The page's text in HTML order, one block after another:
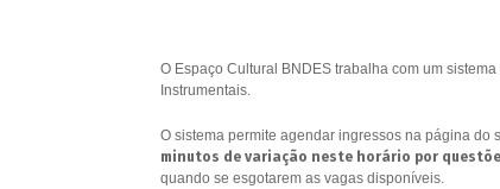
O Espaço Cultural BNDES trabalha com um
Instrumentais.
O sistema permite agendar ingressos na página
minutos de variação neste horário por
quando se esgotarem as vagas disponíveis.